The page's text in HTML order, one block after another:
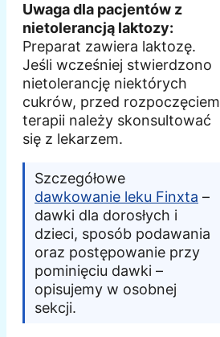
Uwaga dla pacjentów z
nietolerancją laktozy:
Preparat zawiera laktozę.
Jeśli wcześniej stwierdzono
nietolerancję niektórych
cukrów, przed rozpoczęciem
terapii należy skonsultować
się z lekarzem.
Szczegółowe
dawkowanie leku Finxta –
dawki dla dorosłych i
dzieci, sposób podawania
oraz postępowanie przy
pominięciu dawki –
opisujemy w osobnej
sekcji.